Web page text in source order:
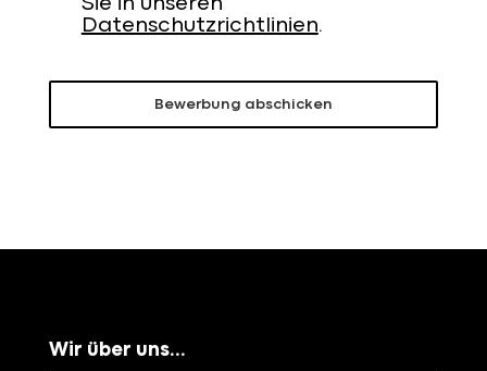
Sie in unseren
Datenschutzrichtlinien.
Bewerbung abschicken
Wir über uns…